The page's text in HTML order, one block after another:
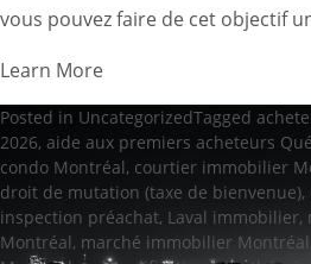
vous pouvez faire de cet objectif
Learn More
Posted in UncategorizedTagged
2026, aide aux premiers acheteurs
condo Montréal, courtier immobilier
droit de mutation (taxe de bienvenue),
inspection préachat, Laval immobilier,
Montréal, marché immobilier Montréal